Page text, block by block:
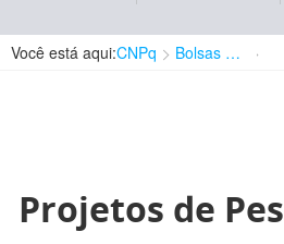
Você está aqui:CNPq Bolsas e Auxílios Vigentes
Projetos de